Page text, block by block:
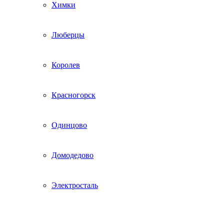
Химки
Люберцы
Королев
Красногорск
Одинцово
Домодедово
Электросталь